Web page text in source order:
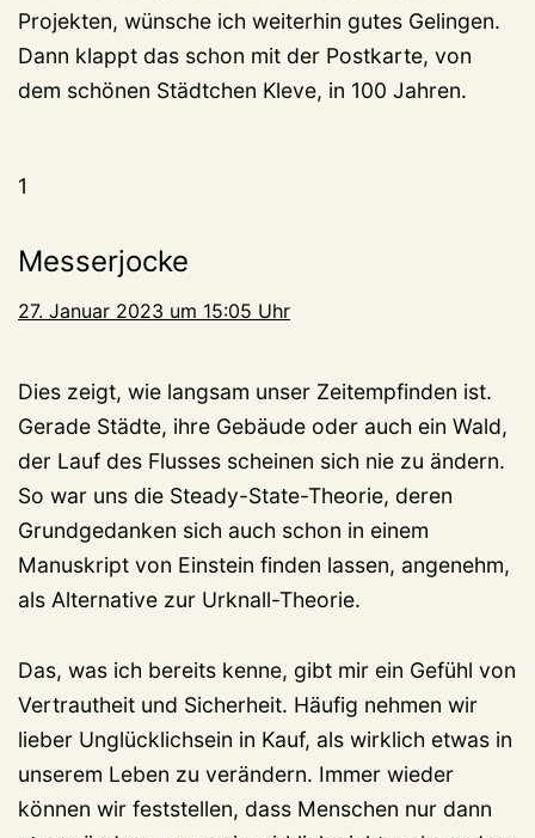
Projekten, wünsche ich weiterhin gutes Gelingen.
Dann klappt das schon mit der Postkarte, von
dem schönen Städtchen Kleve, in 100 Jahren.
1
Messerjocke
27. Januar 2023 um 15:05 Uhr
Dies zeigt, wie langsam unser Zeitempfinden ist.
Gerade Städte, ihre Gebäude oder auch ein Wald,
der Lauf des Flusses scheinen sich nie zu ändern.
So war uns die Steady-State-Theorie, deren
Grundgedanken sich auch schon in einem
Manuskript von Einstein finden lassen, angenehm,
als Alternative zur Urknall-Theorie.
Das, was ich bereits kenne, gibt mir ein Gefühl von
Vertrautheit und Sicherheit. Häufig nehmen wir
lieber Unglücklichsein in Kauf, als wirklich etwas in
unserem Leben zu verändern. Immer wieder
können wir feststellen, dass Menschen nur dann